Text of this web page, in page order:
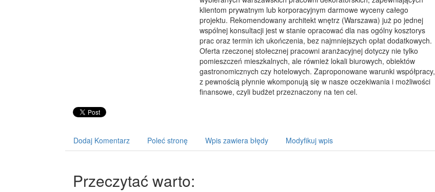
klientom prywatnym lub korporacyjnym darmowe wyceny całego
projektu. Rekomendowany architekt wnętrz (Warszawa) już po jednej
wspólnej konsultacji jest w stanie opracować dla nas ogólny kosztorys
prac oraz termin ich ukończenia, bez najmniejszych opłat dodatkowych.
Oferta rzeczonej stołecznej pracowni aranżacyjnej dotyczy nie tylko
pomieszczeń mieszkalnych, ale również lokali biurowych, obiektów
gastronomicznych czy hotelowych. Zaproponowane warunki współpracy,
z pewnością płynnie wkomponują się w nasze oczekiwania i możliwości
finansowe, czyli budżet przeznaczony na ten cel.
Dodaj Komentarz Poleć stronę Wpis zawiera błędy Modyfikuj wpis
Przeczytać warto: